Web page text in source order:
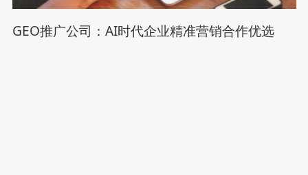
GEO推广公司：AI时代企业精准营销合作优选